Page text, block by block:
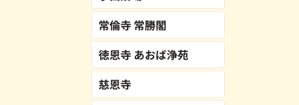
常倫寺 常勝閣
徳恩寺 あおば浄苑
慈恩寺